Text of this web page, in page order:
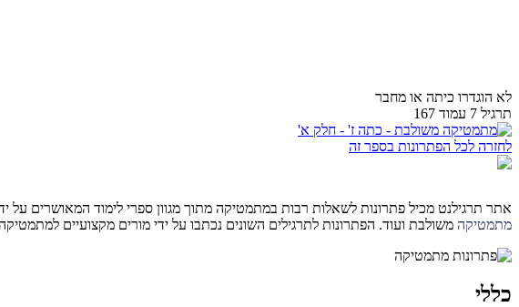
לא הוגדרו כיתה או מחבר
תרגיל 7 עמוד 167
לחזרה לכל הפתרונות בספר זה
אתר תרגילנט מכיל פתרונות לשאלות רבות במתמטיקה מתוך מגוון ספרי לימוד המאושרים על
מתמטיקה משולבת ועוד. הפתרונות לתרגילים השונים נכתבו על ידי מורים מקצועיים
כללי